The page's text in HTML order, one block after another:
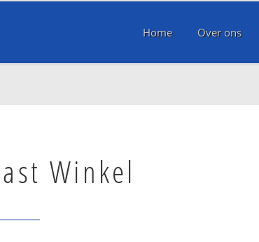
Home Over ons
Winkel